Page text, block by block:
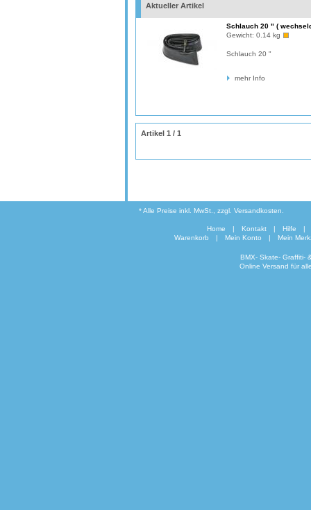
Aktueller Artikel
Schlauch 20 " (
Gewicht: 0.14 kg
Schlauch 20 "
mehr Info
Artikel 1 / 1
* Alle Preise inkl. MwSt., zzgl. Versandkosten.
Home | Kontakt | Hilfe
|
Warenkorb
| Mein Konto | Mein
BMX- Skate- Graffiti-
Online Versand für